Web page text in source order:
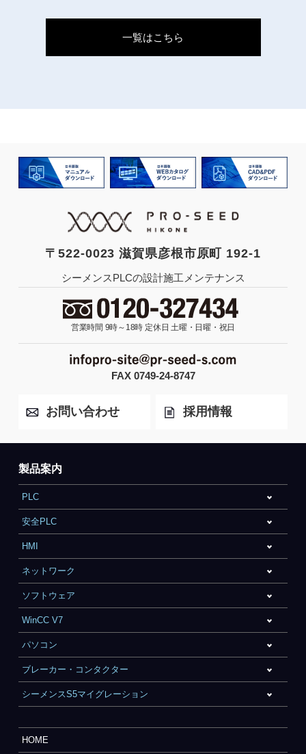
一覧はこちら
〒522-0023 滋賀県彦根市原町 192-1
シーメンスPLCの設計施工メンテナンス
営業時間 9時～18時 定休日 土曜・日曜・祝日
FAX 0749-24-8747
お問い合わせ 採用情報
製品案内
PLC
安全PLC
HMI
ネットワーク
ソフトウェア
WinCC V7
パソコン
ブレーカー・コンタクター
シーメンスS5マイグレーション
HOME